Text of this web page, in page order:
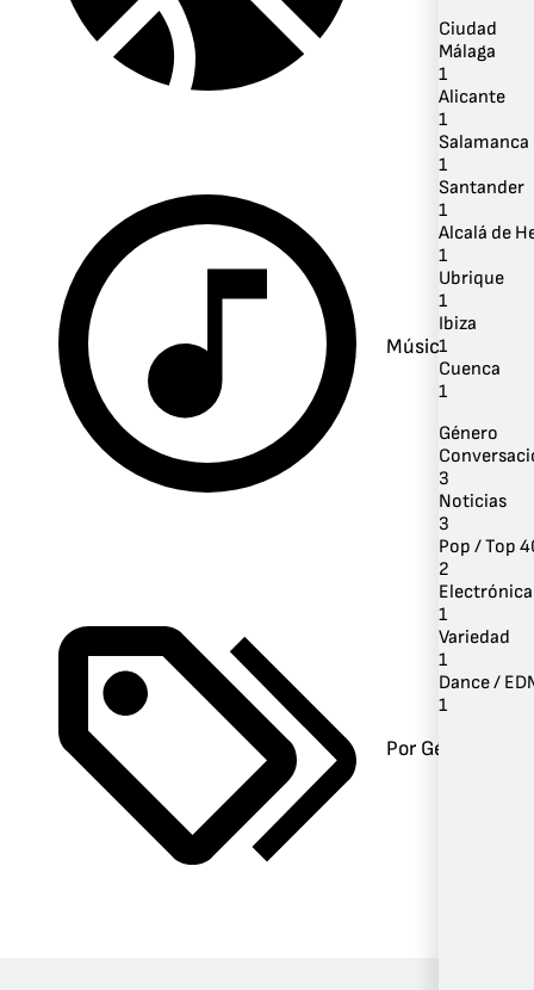
Música
Por Género
Ciudad
Málaga
1
Alicante
1
Salamanca
1
Santander
1
Alcalá de
1
Ubrique
1
Ibiza
1
Cuenca
1
Género
3
Noticias
3
Pop / Top
2
Electrónica
1
Variedad
1
Dance /
1